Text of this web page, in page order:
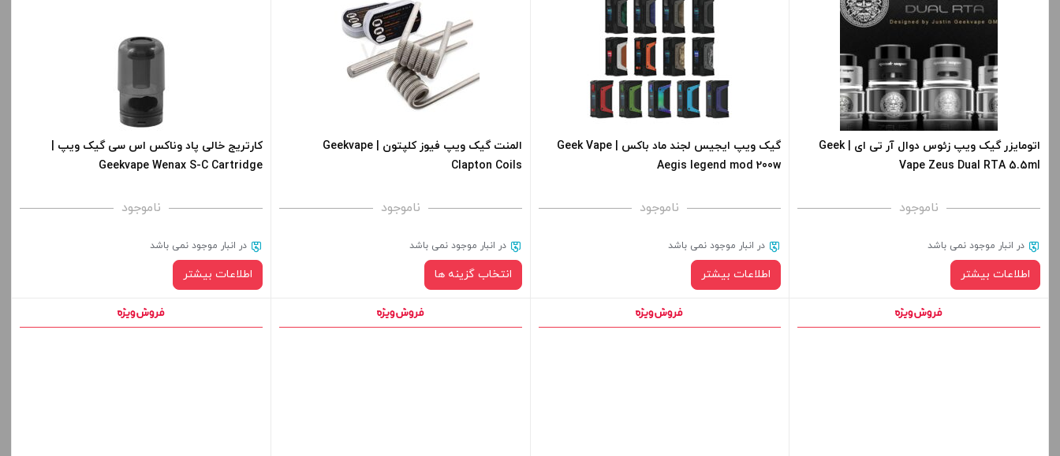
BLACK
برای فعال شدن سبد خرید و نمایش قیمت ، گزینه
های محصول را از کادر بالا انتخاب کنید.
افزودن به سبد خرید
اتومایزر گیک ویپ زئوس دوال آر تی ای | Geek
Vape Zeus Dual RTA 5.5ml
ناموجود
در انبار موجود نمی باشد
اطلاعات بیشتر
گیک ویپ ایجیس لجند ماد باکس | Geek Vape
Aegis legend mod 200w
ناموجود
در انبار موجود نمی باشد
اطلاعات بیشتر
المنت گیک ویپ فیوز کلپتون | Geekvape
Clapton Coils
ناموجود
در انبار موجود نمی باشد
انتخاب گزینه ها
کارتریج خالی پاد وناکس اس سی گیک ویپ |
Geekvape Wenax S-C Cartridge
ناموجود
در انبار موجود نمی باشد
اطلاعات بیشتر